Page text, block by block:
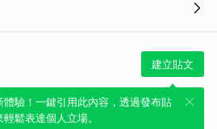
建立貼文
體驗！一鍵引用此內容，透過發布貼
輕鬆表達個人立場。